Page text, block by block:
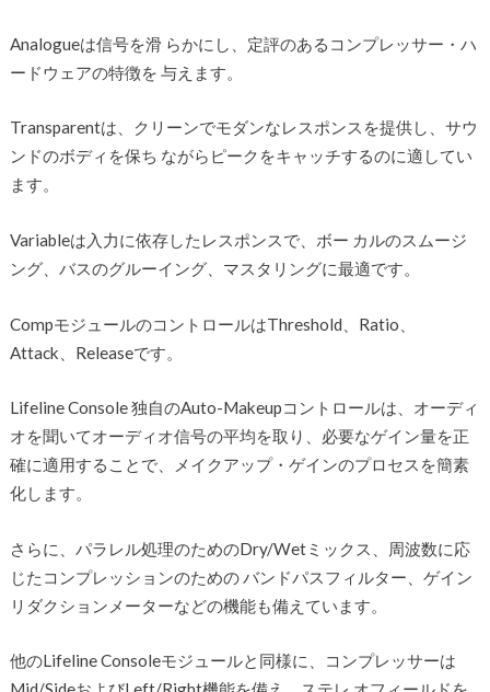
Analogueは信号を滑 らかにし、定評のあるコンプレッサー・ハ
ードウェアの特徴を 与えます。
Transparentは、クリーンでモダンなレスポンスを提供し、サウ
ンドのボディを保ち ながらピークをキャッチするのに適してい
ます。
Variableは入力に依存したレスポンスで、ボー カルのスムージ
ング、バスのグルーイング、マスタリングに最適です。
CompモジュールのコントロールはThreshold、Ratio、
Attack、Releaseです。
Lifeline Console 独自のAuto-Makeupコントロールは、オーディ
オを聞いてオーディオ信号の平均を取り、必要なゲイン量を正
確に適用することで、メイクアップ・ゲインのプロセスを簡素
化します。
さらに、パラレル処理のためのDry/Wetミックス、周波数に応
じたコンプレッションのための バンドパスフィルター、ゲイン
リダクションメーターなどの機能も備えています。
他のLifeline Consoleモジュールと同様に、コンプレッサーは